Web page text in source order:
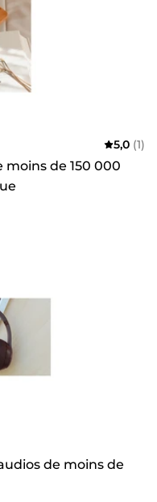
5,0 (1)
de 150 000
de moins de